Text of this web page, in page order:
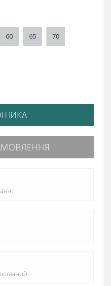
60 65 70